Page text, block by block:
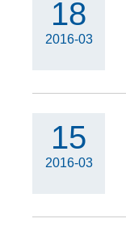
18
2016-03
15
2016-03